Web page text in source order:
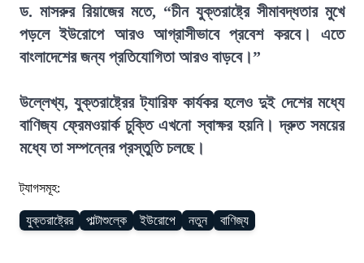
ড. মাসরুর রিয়াজের মতে, “চীন যুক্তরাষ্ট্রে সীমাবদ্ধতার মুখে
পড়লে ইউরোপে আরও আগ্রাসীভাবে প্রবেশ করবে। এতে
বাংলাদেশের জন্য প্রতিযোগিতা আরও বাড়বে।”
উল্লেখ্য, যুক্তরাষ্ট্রের ট্যারিফ কার্যকর হলেও দুই দেশের মধ্যে
বাণিজ্য ফ্রেমওয়ার্ক চুক্তি এখনো স্বাক্ষর হয়নি। দ্রুত সময়ের
মধ্যে তা সম্পন্নের প্রস্তুতি চলছে।
ট্যাগসমূহ:
যুক্তরাষ্ট্রের পাল্টাশুল্কে ইউরোপে নতুন বাণিজ্য